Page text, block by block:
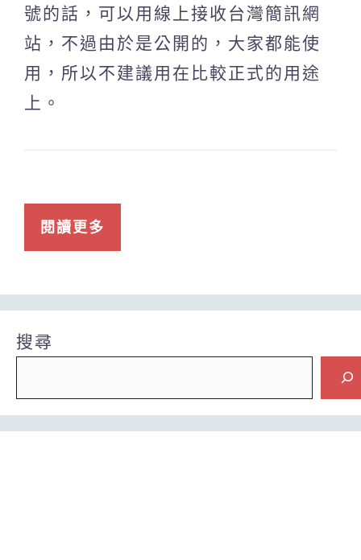
號的話，可以用線上接收台灣簡訊網
站，不過由於是公開的，大家都能使
用，所以不建議用在比較正式的用途
上。
閱讀更多
搜尋